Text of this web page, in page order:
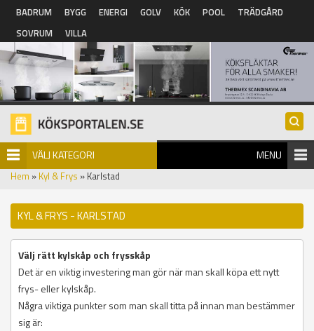
Hoppa till huvudinnehåll
BADRUM BYGG ENERGI GOLV KÖK POOL
TRÄDGÅRD
SOVRUM
VILLA
VÄLJ KATEGORI MENU
Hem » Kyl & Frys » Karlstad
KYL & FRYS - KARLSTAD
Välj rätt kylskåp och frysskåp
Det är en viktig investering man gör när man skall köpa ett nytt
frys- eller kylskåp.
Några viktiga punkter som man skall titta på innan man bestämmer
sig är: